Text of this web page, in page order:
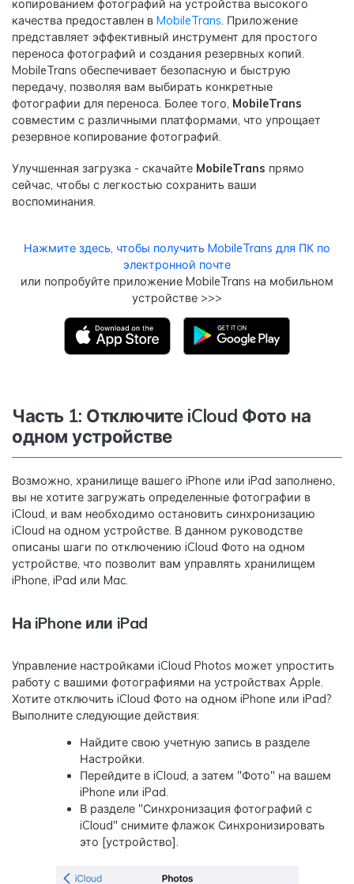
копированием фотографий на устройства высокого
качества предоставлен в MobileTrans. Приложение
представляет эффективный инструмент для простого
переноса фотографий и создания резервных копий.
MobileTrans обеспечивает безопасную и быструю
передачу, позволяя вам выбирать конкретные
фотографии для переноса. Более того, MobileTrans
совместим с различными платформами, что упрощает
резервное копирование фотографий.
Улучшенная загрузка - скачайте MobileTrans прямо
сейчас, чтобы с легкостью сохранить ваши
воспоминания.
Нажмите здесь, чтобы получить MobileTrans для ПК по
электронной почте
или попробуйте приложение MobileTrans на мобильном
устройстве >>>
Часть 1: Отключите iCloud Фото на
одном устройстве
Возможно, хранилище вашего iPhone или iPad заполнено,
вы не хотите загружать определенные фотографии в
iCloud, и вам необходимо остановить синхронизацию
iCloud на одном устройстве. В данном руководстве
описаны шаги по отключению iCloud Фото на одном
устройстве, что позволит вам управлять хранилищем
iPhone, iPad или Mac.
На iPhone или iPad
Управление настройками iCloud Photos может упростить
работу с вашими фотографиями на устройствах Apple.
Хотите отключить iCloud Фото на одном iPhone или iPad?
Выполните следующие действия:
Найдите свою учетную запись в разделе
Настройки.
Перейдите в iCloud, а затем "Фото" на вашем
iPhone или iPad.
В разделе "Синхронизация фотографий с
iCloud" снимите флажок Синхронизировать
это [устройство].